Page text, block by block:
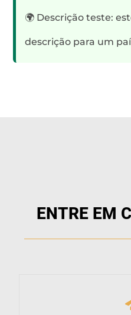
🌍 Descrição teste:
descrição para um
ENTRE EM